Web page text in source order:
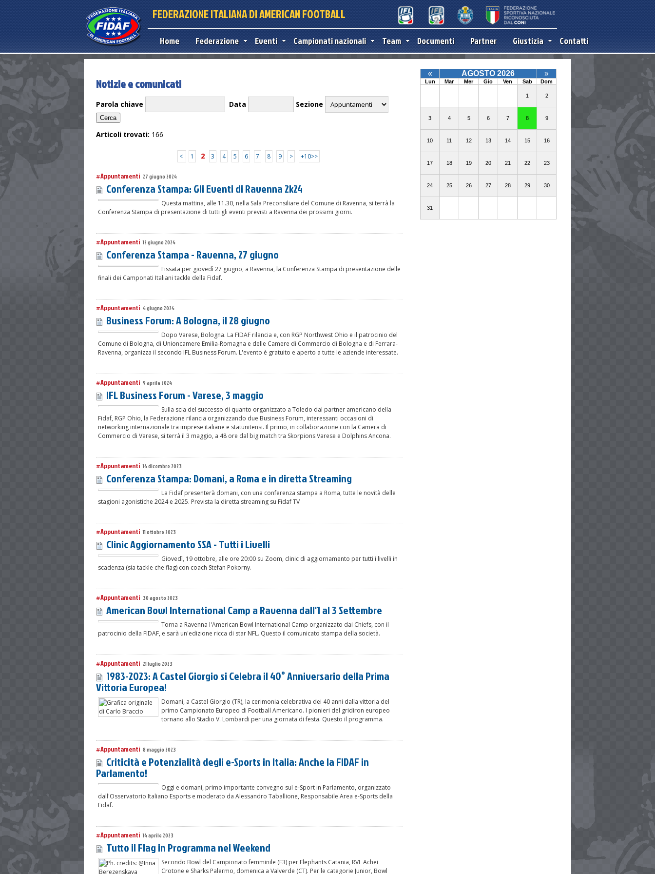
FEDERAZIONE ITALIANA DI AMERICAN FOOTBALL
Home Federazione Eventi Campionati nazionali Team Documenti Partner Giustizia Contatti
Notizie e comunicati
Parola chiave Data Sezione
Articoli trovati: 166
< 1 2 3 4 5 6 7 8 9 > +10>>
#Appuntamenti 27 giugno 2024
Conferenza Stampa: Gli Eventi di Ravenna 2k24
Questa mattina, alle 11.30, nella Sala Preconsiliare del Comune di Ravenna, si terrà la
Conferenza Stampa di presentazione di tutti gli eventi previsti a Ravenna dei prossimi giorni.
#Appuntamenti 12 giugno 2024
Conferenza Stampa - Ravenna, 27 giugno
Fissata per giovedì 27 giugno, a Ravenna, la Conferenza Stampa di presentazione delle
finali dei Camponati Italiani tackle della Fidaf.
#Appuntamenti 4 giugno 2024
Business Forum: A Bologna, il 28 giugno
Dopo Varese, Bologna. La FIDAF rilancia e, con RGP Northwest Ohio e il patrocinio del
Comune di Bologna, di Unioncamere Emilia-Romagna e delle Camere di Commercio di Bologna e di Ferrara-
Ravenna, organizza il secondo IFL Business Forum. L'evento è gratuito e aperto a tutte le aziende interessate.
#Appuntamenti 9 aprile 2024
IFL Business Forum - Varese, 3 maggio
Sulla scia del successo di quanto organizzato a Toledo dal partner americano della
Fidaf, RGP Ohio, la Federazione rilancia organizzando due Business Forum, interessanti occasioni di
networking internazionale tra imprese italiane e statunitensi. Il primo, in collaborazione con la Camera di
Commercio di Varese, si terrà il 3 maggio, a 48 ore dal big match tra Skorpions Varese e Dolphins Ancona.
#Appuntamenti 14 dicembre 2023
Conferenza Stampa: Domani, a Roma e in diretta Streaming
La Fidaf presenterà domani, con una conferenza stampa a Roma, tutte le novità delle
stagioni agonistiche 2024 e 2025. Prevista la diretta streaming su Fidaf TV
#Appuntamenti 11 ottobre 2023
Clinic Aggiornamento SSA - Tutti i Livelli
Giovedì, 19 ottobre, alle ore 20:00 su Zoom, clinic di aggiornamento per tutti i livelli in
scadenza (sia tackle che flag) con coach Stefan Pokorny.
#Appuntamenti 30 agosto 2023
American Bowl International Camp a Ravenna dall'1 al 3 Settembre
Torna a Ravenna l'American Bowl International Camp organizzato dai Chiefs, con il
patrocinio della FIDAF, e sarà un'edizione ricca di star NFL. Questo il comunicato stampa della società.
#Appuntamenti 21 luglio 2023
1983-2023: A Castel Giorgio si Celebra il 40° Anniversario della Prima
Vittoria Europea!
Domani, a Castel Giorgio (TR), la cerimonia celebrativa dei 40 anni dalla vittoria del
primo Campionato Europeo di Football Americano. I pionieri del gridiron europeo
tornano allo Stadio V. Lombardi per una giornata di festa. Questo il programma.
#Appuntamenti 8 maggio 2023
Criticità e Potenzialità degli e-Sports in Italia: Anche la FIDAF in
Parlamento!
Oggi e domani, primo importante convegno sul e-Sport in Parlamento, organizzato
dall'Osservatorio Italiano Esports e moderato da Alessandro Taballione, Responsabile Area e-Sports della
Fidaf.
#Appuntamenti 14 aprile 2023
Tutto il Flag in Programma nel Weekend
Secondo Bowl del Campionato femminile (F3) per Elephants Catania, RVL Achei
Crotone e Sharks Palermo, domenica a Valverde (CT). Per le categorie Junior, Bowl